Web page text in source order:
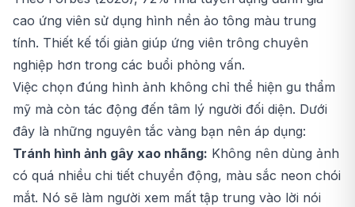
cao ứng viên sử dụng hình nền ảo tông màu trung
tính. Thiết kế tối giản giúp ứng viên trông chuyên
nghiệp hơn trong các buổi phỏng vấn.
Việc chọn đúng hình ảnh không chỉ thể hiện gu thẩm
mỹ mà còn tác động đến tâm lý người đối diện. Dưới
đây là những nguyên tắc vàng bạn nên áp dụng:
Tránh hình ảnh gây xao nhãng: Không nên dùng ảnh
có quá nhiều chi tiết chuyển động, màu sắc neon chói
mắt. Nó sẽ làm người xem mất tập trung vào lời nói